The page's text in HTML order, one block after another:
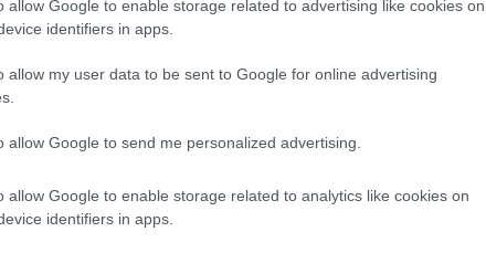
allow Google to enable storage related to advertising like cookies on
identifiers in apps.
allow my user data to be sent to Google for online advertising
allow Google to send me personalized advertising.
allow Google to enable storage related to analytics like cookies on
identifiers in apps.